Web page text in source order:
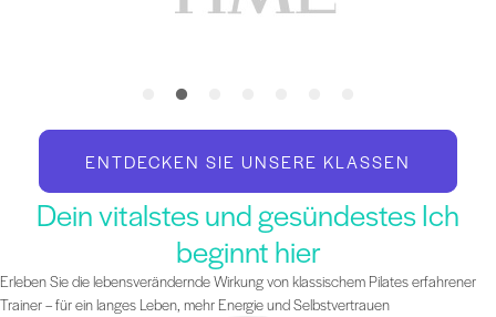
ENTDECKEN SIE UNSERE KLASSEN
Dein vitalstes und gesündestes Ich
beginnt hier
Erleben Sie die lebensverändernde Wirkung von klassischem Pilates erfahrener
Trainer – für ein langes Leben, mehr Energie und Selbstvertrauen